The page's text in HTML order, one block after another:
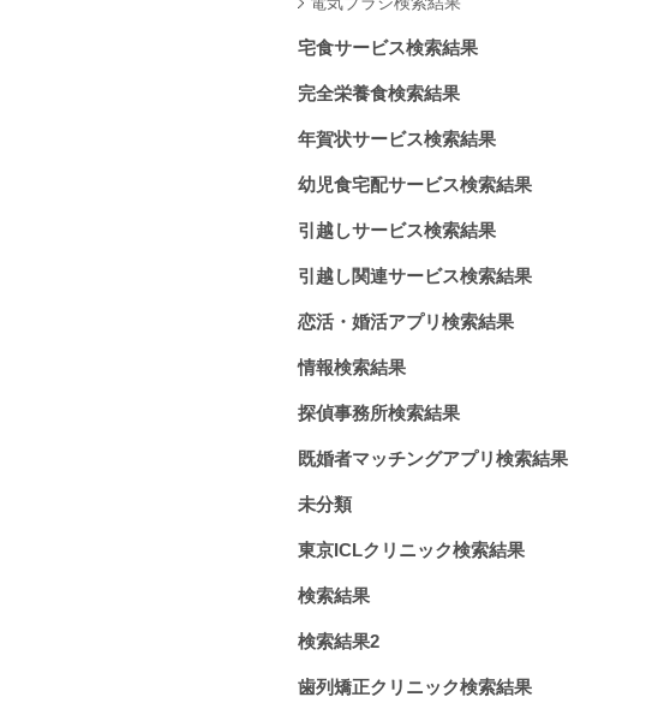
宅食サービス検索結果
完全栄養食検索結果
年賀状サービス検索結果
幼児食宅配サービス検索結果
引越しサービス検索結果
引越し関連サービス検索結果
恋活・婚活アプリ検索結果
情報検索結果
探偵事務所検索結果
既婚者マッチングアプリ検索結果
未分類
東京ICLクリニック検索結果
検索結果
検索結果2
歯列矯正クリニック検索結果